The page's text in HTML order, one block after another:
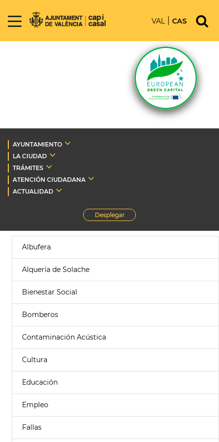
VAL CAS
AYUNTAMIENTO
LA CIUDAD
TRÁMITES
ATENCIÓN CIUDADANA
ACTUALIDAD
Desplegar
Albufera
Alquería de Solache
Bienestar Social
Bomberos
Contaminación Acústica
Cultura
Educación
Empleo
Fallas